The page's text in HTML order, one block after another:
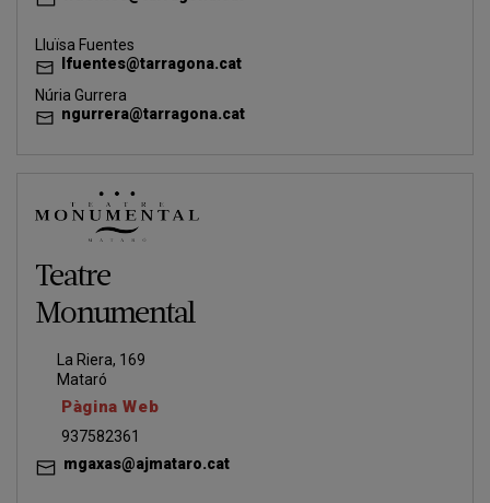
Lluïsa Fuentes
lfuentes@tarragona.cat
Núria Gurrera
ngurrera@tarragona.cat
Teatre
Monumental
La Riera, 169
Mataró
Pàgina Web
937582361
mgaxas@ajmataro.cat